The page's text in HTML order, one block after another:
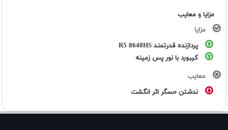
مزایا و معایب
مزایا
پردازنده قدرتمند R5 8640HS
کیبورد با نور پس زمینه
معایب
ندشتن حسگر اثر انگشت